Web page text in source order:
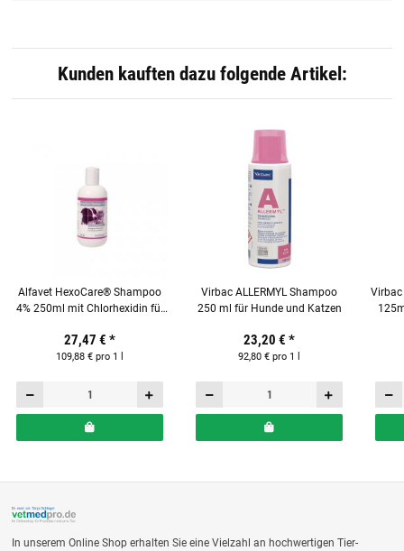
Kunden kauften dazu folgende Artikel:
Alfavet HexoCare® Shampoo
4% 250ml mit Chlorhexidin für
27,47 € *
109,88 € pro 1 l
Virbac ALLERMYL Shampoo
250 ml für Hunde und Katzen
23,20 € *
92,80 € pro 1 l
Virbac
In unserem Online Shop erhalten Sie eine Vielzahl an hochwertigen Tier-